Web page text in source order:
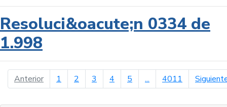
Resoluci&oacute;n 0334 de
1.998
Anteriorpágina anterior
1 2 3 4 5 ... 4011